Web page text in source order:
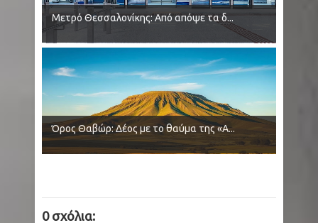
Μετρό Θεσσαλονίκης: Από απόψε τα δ...
Όρος Θαβώρ: Δέος με το θαύμα της «Α...
0 σχόλια: